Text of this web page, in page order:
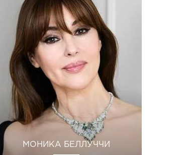
МОНИКА БЕЛЛУЧЧИ